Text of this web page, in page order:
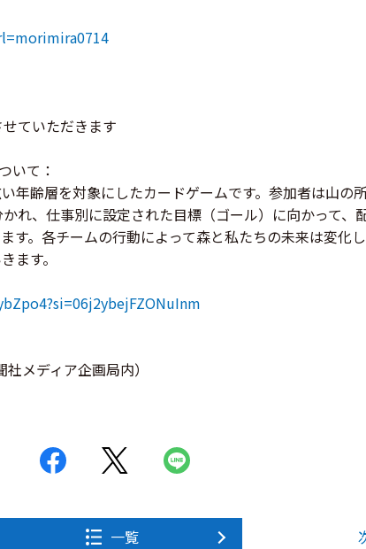
ていただきます
いて：
年齢層を対象にしたカードゲームです。参加者は山の
れ、仕事別に設定された目標（ゴール）に向かって、
す。各チームの行動によって森と私たちの未来は変化
ます。
メディア企画局内）
一覧